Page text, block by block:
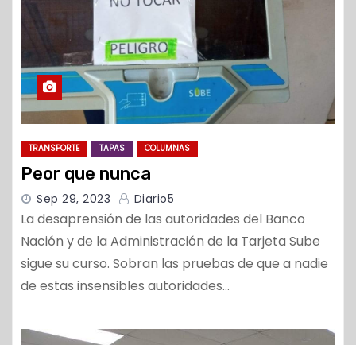
TRANSPORTE TAPAS COLUMNAS
Peor que nunca
Sep 29, 2023 Diario5
La desaprensión de las autoridades del Banco
Nación y de la Administración de la Tarjeta Sube
sigue su curso. Sobran las pruebas de que a nadie
de estas insensibles autoridades…